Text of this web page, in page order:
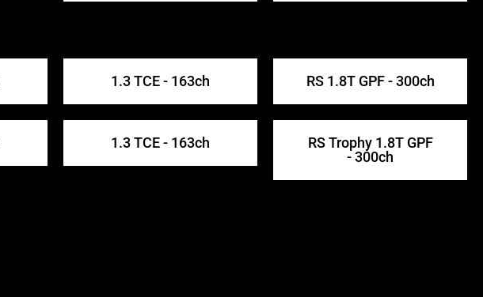
1.3 TCE - 163ch RS 1.8T GPF - 300ch
1.3 TCE - 163ch
RS Trophy 1.8T GPF
- 300ch